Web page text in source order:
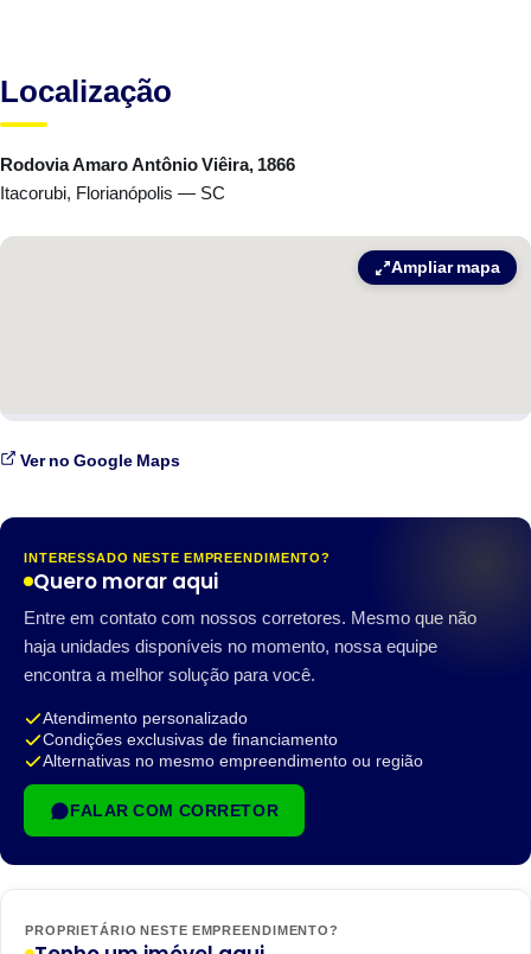
Localização
Rodovia Amaro Antônio Viêira, 1866
Itacorubi, Florianópolis — SC
Ampliar mapa
Ver no Google Maps
INTERESSADO NESTE EMPREENDIMENTO?
Quero morar aqui
Entre em contato com nossos corretores. Mesmo que não
haja unidades disponíveis no momento, nossa equipe
encontra a melhor solução para você.
Atendimento personalizado
Condições exclusivas de financiamento
Alternativas no mesmo empreendimento ou região
FALAR COM CORRETOR
PROPRIETÁRIO NESTE EMPREENDIMENTO?